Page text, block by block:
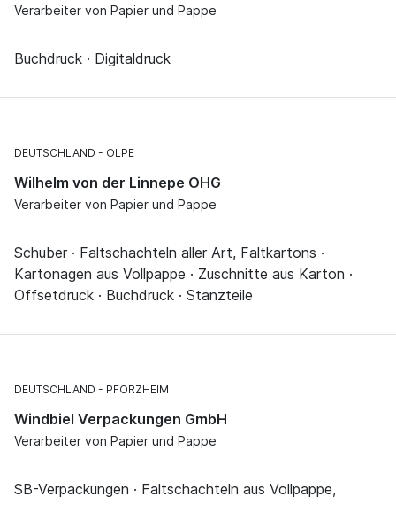
Verarbeiter von Papier und Pappe
Buchdruck · Digitaldruck
DEUTSCHLAND OLPE
Wilhelm von der Linnepe OHG
Verarbeiter von Papier und Pappe
Schuber · Faltschachteln aller Art, Faltkartons ·
Kartonagen aus Vollpappe · Zuschnitte aus Karton ·
Offsetdruck · Buchdruck · Stanzteile
DEUTSCHLAND PFORZHEIM
Windbiel Verpackungen GmbH
Verarbeiter von Papier und Pappe
SB-Verpackungen · Faltschachteln aus Vollpappe,